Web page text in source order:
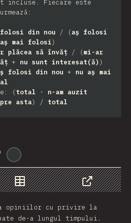
incluse. Fiecare este
din nou / (aș folosi
mai folosi)
plăcea să învăț / (mi-ar
+ nu sunt interesat(ă))
folosi din nou + nu aș mai
(total - n-am auzit
asta) / total
Date
Share
a opiniilor cu privire la
de-a lungul timpului.